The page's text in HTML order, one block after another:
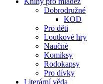
Dobrodružné
KOD
Pro děti
Loutkové hry
Naučné
Komiksy
Rodokapsy
Pro dívky
Literární věda